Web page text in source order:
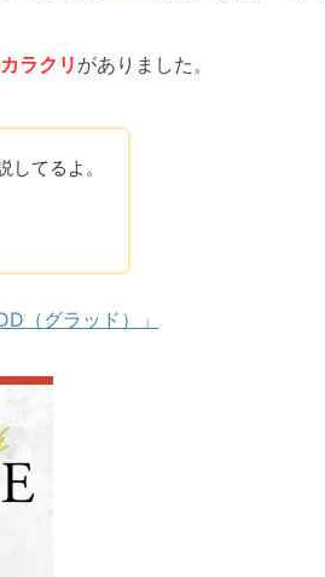
カラクリ がありました。
てるよ。
（グラッド）」